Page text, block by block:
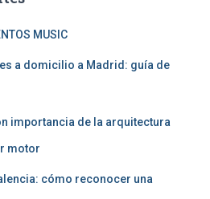
MUSIC
a domicilio a Madrid: guía de
importancia de la arquitectura
motor
cómo reconocer una